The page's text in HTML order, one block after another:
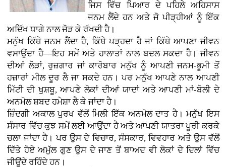
ਜਿਸ ਵਿੱਚ ਪਿਆਰ ਦੇ ਪਹਿਲੇ ਅਹਿਸਾਸ
ਜਨਮ ਲੈਂਦੇ ਹਨ ਅਤੇ ਜੋ ਪੀੜ੍ਹੀਆਂ ਨੂੰ ਇੱਕ
ਅਦਿੱਖ ਧਾਗੇ ਨਾਲ ਜੋੜ ਕੇ ਰੱਖਦੀ ਹੈ।
ਮਨੁੱਖ ਕਿੱਥੇ ਜਨਮ ਲੈਂਦਾ ਹੈ, ਕਿੱਥੇ ਪੜ੍ਹਦਾ ਹੈ ਜਾਂ ਕਿੱਥੇ ਆਪਣਾ ਜੀਵਨ
ਵਸਾਉਂਦਾ ਹੈ—ਇਹ ਸਮੇਂ ਅਤੇ ਹਾਲਾਤਾਂ ਨਾਲ ਬਦਲ ਸਕਦਾ ਹੈ। ਜੀਵਨ
ਦੀਆਂ ਲੋੜਾਂ, ਰੁਜ਼ਗਾਰ ਜਾਂ ਕਾਰੋਬਾਰ ਮਨੁੱਖ ਨੂੰ ਆਪਣੀ ਜਨਮ-ਭੂਮੀ ਤੋਂ
ਹਜ਼ਾਰਾਂ ਮੀਲ ਦੂਰ ਲੈ ਜਾ ਸਕਦੇ ਹਨ। ਪਰ ਮਨੁੱਖ ਆਪਣੇ ਨਾਲ ਆਪਣੀ
ਮਿੱਟੀ ਦੀ ਖੁਸ਼ਬੂ, ਆਪਣੇ ਲੋਕਾਂ ਦੀਆਂ ਯਾਦਾਂ ਅਤੇ ਆਪਣੀ ਮਾਂ-ਬੋਲੀ ਦੇ
ਅਨਮੋਲ ਸ਼ਬਦ ਹਮੇਸ਼ਾ ਲੈ ਕੇ ਜਾਂਦਾ ਹੈ।
ਜ਼ਿੰਦਗੀ ਅਕਾਲ ਪੁਰਖ ਵੱਲੋਂ ਮਿਲੀ ਇੱਕ ਅਨਮੋਲ ਦਾਤ ਹੈ। ਮਨੁੱਖ ਇਸ
ਸੰਸਾਰ ਵਿੱਚ ਕੁਝ ਸਮੇਂ ਲਈ ਆਉਂਦਾ ਹੈ ਅਤੇ ਆਪਣੀ ਯਾਤਰਾ ਪੂਰੀ ਕਰਕੇ
ਚਲਾ ਜਾਂਦਾ ਹੈ। ਪਰ ਉਸ ਦੇ ਵਿਚਾਰ, ਸੰਸਕਾਰ, ਵਿਵਹਾਰ ਅਤੇ ਉਸ ਵੱਲੋਂ
ਦਿੱਤੇ ਹੋਏ ਅਮੁੱਲ ਗੁਣ ਉਸ ਦੇ ਜਾਣ ਤੋਂ ਬਾਅਦ ਵੀ ਲੋਕਾਂ ਦੇ ਦਿਲਾਂ ਵਿੱਚ
ਜੀਊਂਦੇ ਰਹਿੰਦੇ ਹਨ।